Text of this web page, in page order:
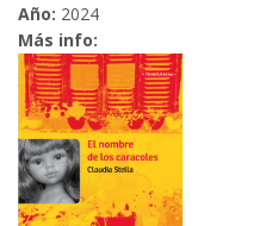
Año: 2024
Más info: